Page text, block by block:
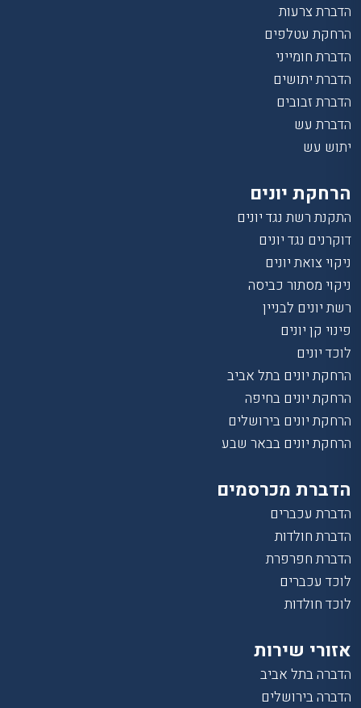
הדברת צרעות
הרחקת עטלפים
הדברת חומייני
הדברת יתושים
הדברת זבובים
הדברת עש
יתוש עש
הרחקת יונים
התקנת רשת נגד יונים
דוקרנים נגד יונים
ניקוי צואת יונים
ניקוי מסתור כביסה
רשת יונים לבניין
פינוי קן יונים
לוכד יונים
הרחקת יונים בתל אביב
הרחקת יונים בחיפה
הרחקת יונים בירושלים
הרחקת יונים בבאר שבע
הדברת מכרסמים
הדברת עכברים
הדברת חולדות
הדברת חפרפרת
לוכד עכברים
לוכד חולדות
אזורי שירות
הדברה בתל אביב
הדברה בירושלים